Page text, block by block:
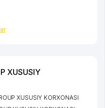
XUSUSIY
XUSUSIY KORXONASI